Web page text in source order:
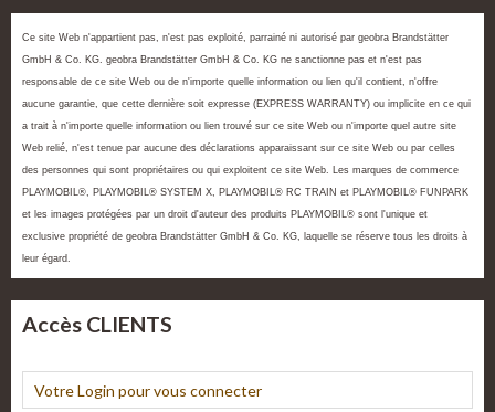
Ce site Web n'appartient pas, n'est pas exploité, parrainé ni autorisé par geobra Brandstätter
GmbH & Co. KG. geobra Brandstätter GmbH & Co. KG ne sanctionne pas et n'est pas
responsable de ce site Web ou de n'importe quelle information ou lien qu'il contient, n'offre
aucune garantie, que cette dernière soit expresse (EXPRESS WARRANTY) ou implicite en ce qui
a trait à n'importe quelle information ou lien trouvé sur ce site Web ou n'importe quel autre site
Web relié, n'est tenue par aucune des déclarations apparaissant sur ce site Web ou par celles
des personnes qui sont propriétaires ou qui exploitent ce site Web. Les marques de commerce
PLAYMOBIL®, PLAYMOBIL® SYSTEM X, PLAYMOBIL® RC TRAIN et PLAYMOBIL® FUNPARK
et les images protégées par un droit d'auteur des produits PLAYMOBIL® sont l'unique et
exclusive propriété de geobra Brandstätter GmbH & Co. KG, laquelle se réserve tous les droits à
leur égard.
Accès CLIENTS